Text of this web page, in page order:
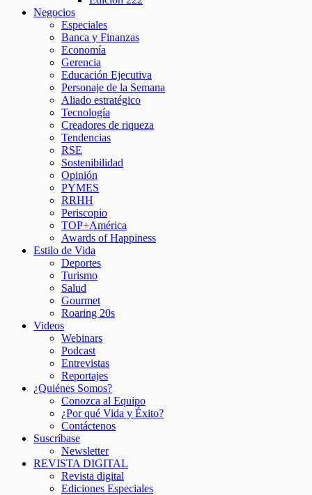
Negocios
Especiales
Banca y Finanzas
Economía
Gerencia
Educación Ejecutiva
Personaje de la Semana
Aliado estratégico
Tecnología
Creadores de riqueza
Tendencias
RSE
Sostenibilidad
Opinión
PYMES
RRHH
Periscopio
TOP+América
Awards of Happiness
Estilo de Vida
Deportes
Turismo
Salud
Gourmet
Roaring 20s
Videos
Webinars
Podcast
Entrevistas
Reportajes
¿Quiénes Somos?
Conozca al Equipo
¿Por qué Vida y Éxito?
Contáctenos
Suscríbase
Newsletter
REVISTA DIGITAL
Revista digital
Ediciones Especiales